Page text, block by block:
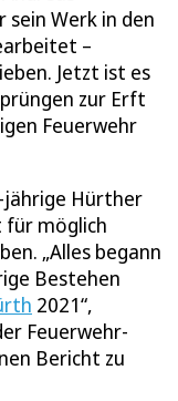
sein Werk in den
–
Jetzt ist es
zur Erft
Feuerwehr
jährige Hürther
für möglich
„Alles begann
Bestehen
2021“,
Feuerwehr-
Bericht zu